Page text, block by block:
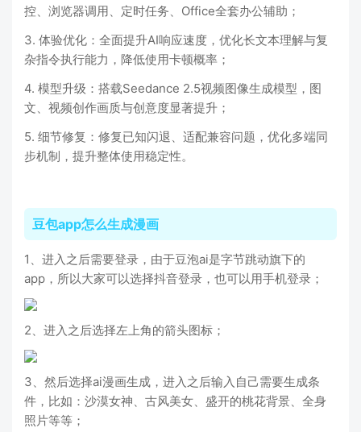
控、浏览器调用、定时任务、Office全套办公辅助；
3. 体验优化：全面提升AI响应速度，优化长文本理解与复
杂指令执行能力，降低使用卡顿概率；
4. 模型升级：搭载Seedance 2.5视频图像生成模型，图
文、视频创作画质与创意度显著提升；
5. 细节修复：修复已知闪退、适配兼容问题，优化多端同
步机制，提升整体使用稳定性。
豆包app怎么生成漫画
1、进入之后需要登录，由于豆泡ai是字节跳动旗下的
app，所以大家可以选择抖音登录，也可以用手机登录；
2、进入之后选择左上角的箭头图标；
3、然后选择ai漫画生成，进入之后输入自己需要生成条
件，比如：沙漠女神、古风美女、盛开的桃花背景、全身
照片等等；